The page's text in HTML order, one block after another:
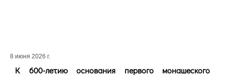
8 июня 2026 г.
К 600-летию основания первого монашеского